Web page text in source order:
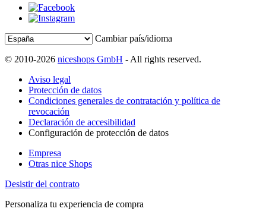
Cambiar país/idioma
© 2010-2026 niceshops GmbH - All rights reserved.
Aviso legal
Protección de datos
Condiciones generales de contratación y política de
revocación
Declaración de accesibilidad
Configuración de protección de datos
Empresa
Otras nice Shops
Desistir del contrato
Personaliza tu experiencia de compra